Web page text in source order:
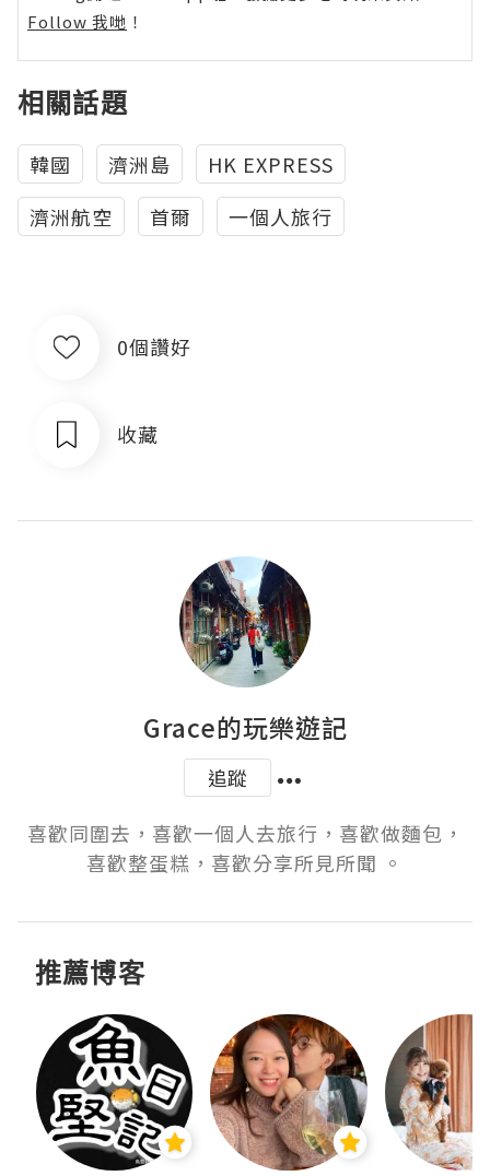
Follow 我哋 ！
相關話題
韓國 濟洲島
HK EXPRESS
濟洲航空
首爾 一個人旅行
0個讚好
收藏
Grace的玩樂遊記
追蹤
喜歡同圍去，喜歡一個人去旅行，喜歡做麵包，
喜歡整蛋糕，喜歡分享所見所聞 。
推薦博客